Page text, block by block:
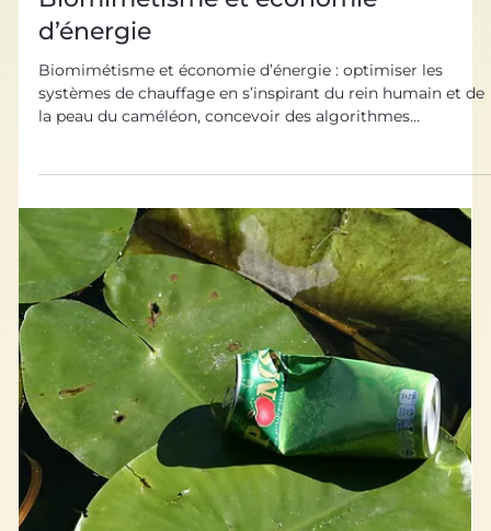
Biomimétisme dans tous ses états
Biomimétisme et économie
d’énergie
Biomimétisme et économie d’énergie : optimiser les
systèmes de chauffage en s’inspirant du rein humain et de
la peau du caméléon, concevoir des algorithmes
d’optimisation à partir des réseaux mycorhiziens ou
encore améliorer l’aérodynamisme des surfaces en
s’inspirant de la muqueuse des poissons — autant de
systèmes biologiques dont le biomimétisme s’inspire pour
imaginer des solutions plus économes en énergie. Le